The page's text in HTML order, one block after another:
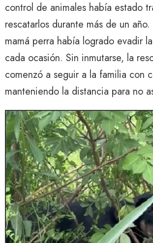
control de animales había estado
rescatarlos durante más de un
mamá perra había logrado evadir
cada ocasión. Sin inmutarse, la
comenzó a seguir a la familia con
manteniendo la distancia para no